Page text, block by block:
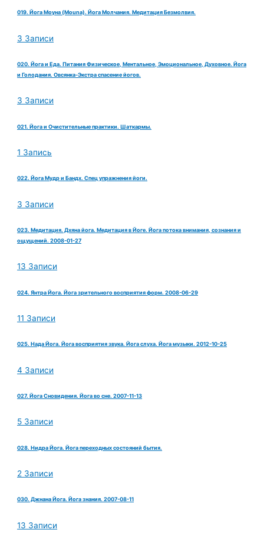
019. Йога Моуна (Mouna). Йога Молчания. Медитация Безмолвия.
3 Записи
020. Йога и Еда. Питания Физическое, Ментальное, Эмоциональное, Духовное. Йога
и Голодания. Овсянка-Экстра спасение йогов.
3 Записи
021. Йога и Очистительные практики. Шаткармы.
1 Запись
022. Йога Мудр и Бандх. Спец упражнения йоги.
3 Записи
023. Медитация. Дхяна йога. Медитация в Йоге. Йога потока внимания, сознания и
ощущений. 2008-01-27
13 Записи
024. Янтра Йога. Йога зрительного восприятия форм. 2008-06-29
11 Записи
025. Нада Йога. Йога восприятия звука. Йога слуха. Йога музыки. 2012-10-25
4 Записи
027. Йога Сновидения. Йога во сне. 2007-11-13
5 Записи
028. Нидра Йога. Йога переходных состояний бытия.
2 Записи
030. Джнана Йога. Йога знания. 2007-08-11
13 Записи